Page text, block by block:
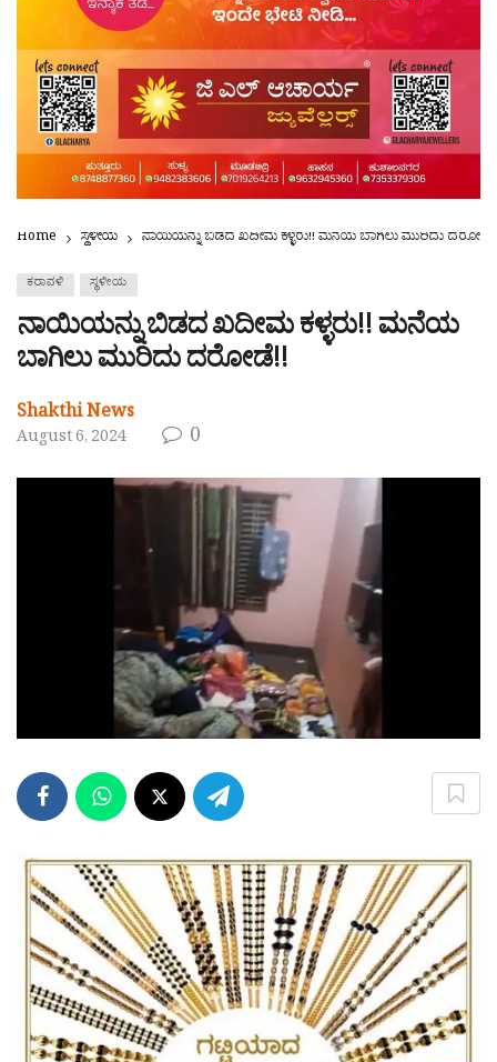
Home ಸ್ಥಳೀಯ ನಾಯಿಯನ್ನು ಬಿಡದ ಖದೀಮ ಕಳ್ಳರು!! ಮನೆಯ ಬಾಗಿಲು ಮುರಿದು ದರೋಡೆ!!
ಕರಾವಳಿ ಸ್ಥಳೀಯ
ನಾಯಿಯನ್ನು ಬಿಡದ ಖದೀಮ ಕಳ್ಳರು!! ಮನೆಯ
ಬಾಗಿಲು ಮುರಿದು ದರೋಡೆ!!
Shakthi News
August 6, 2024 0